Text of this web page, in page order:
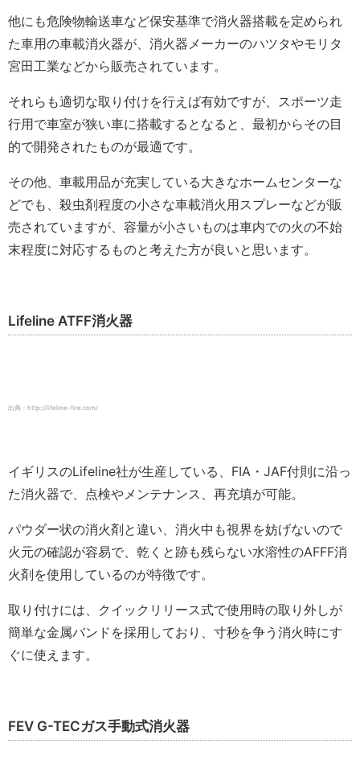
他にも危険物輸送車など保安基準で消火器搭載を定められ
た車用の車載消火器が、消火器メーカーのハツタやモリタ
宮田工業などから販売されています。
それらも適切な取り付けを行えば有効ですが、スポーツ走
行用で車室が狭い車に搭載するとなると、最初からその目
的で開発されたものが最適です。
その他、車載用品が充実している大きなホームセンターな
どでも、殺虫剤程度の小さな車載消火用スプレーなどが販
売されていますが、容量が小さいものは車内での火の不始
末程度に対応するものと考えた方が良いと思います。
Lifeline ATFF消火器
出典：http://lifeline-fire.com/
イギリスのLifeline社が生産している、FIA・JAF付則に沿っ
た消火器で、点検やメンテナンス、再充填が可能。
パウダー状の消火剤と違い、消火中も視界を妨げないので
火元の確認が容易で、乾くと跡も残らない水溶性のAFFF消
火剤を使用しているのが特徴です。
取り付けには、クイックリリース式で使用時の取り外しが
簡単な金属バンドを採用しており、寸秒を争う消火時にす
ぐに使えます。
FEV G-TECガス手動式消火器